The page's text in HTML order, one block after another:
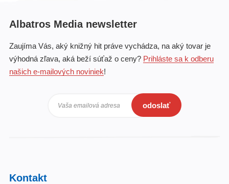
Albatros Media newsletter
Zaujíma Vás, aký knižný hit práve vychádza, na aký tovar je
výhodná zľava, aká beží súťaž o ceny? Prihláste sa k odberu
našich e-mailových noviniek!
Vaša emailová adresa odoslať
Kontakt